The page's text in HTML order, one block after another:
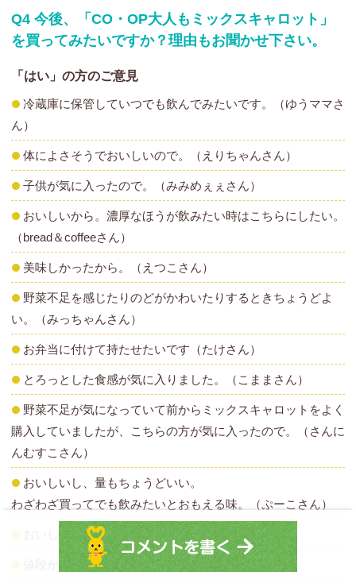
Q4 今後、「CO・OP大人もミックスキャロット」
を買ってみたいですか？理由もお聞かせ下さい。
「はい」の方のご意見
冷蔵庫に保管していつでも飲んでみたいです。（ゆうママさ
ん）
体によさそうでおいしいので。（えりちゃんさん）
子供が気に入ったので。（みみめぇぇさん）
おいしいから。濃厚なほうが飲みたい時はこちらにしたい。
（bread＆coffeeさん）
美味しかったから。（えつこさん）
野菜不足を感じたりのどがかわいたりするときちょうどよ
い。（みっちゃんさん）
お弁当に付けて持たせたいです（たけさん）
とろっとした食感が気に入りました。（こままさん）
野菜不足が気になっていて前からミックスキャロットをよく
購入していましたが、こちらの方が気に入ったので。（さんに
んむすこさん）
おいしいし、量もちょうどいい。
わざわざ買ってでも飲みたいとおもえる味。（ぷーこさん）
おいしく飲みやすかったから。（とおんさん）
値段が納得したものならば。（タコ焼きさん）